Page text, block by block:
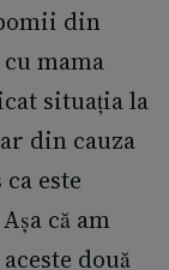
din
mama
situația la
din cauza
este
că am
două